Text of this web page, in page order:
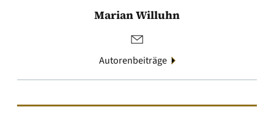
Marian Willuhn
Autorenbeiträge